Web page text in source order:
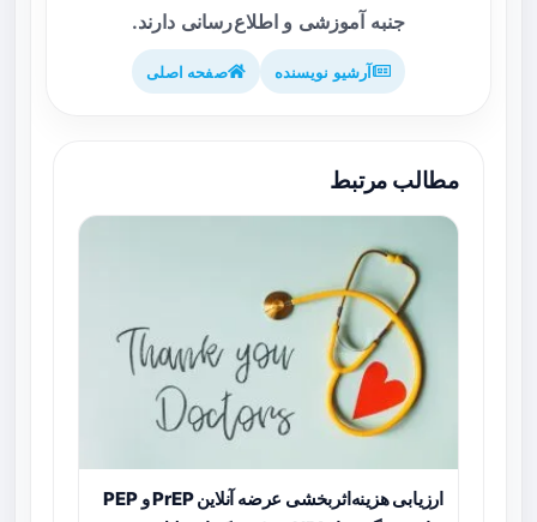
جنبه آموزشی و اطلاع‌رسانی دارند.
آرشیو نویسنده صفحه اصلی
مطالب مرتبط
ارزیابی هزینه‌اثربخشی عرضه آنلاین PrEP و PEP